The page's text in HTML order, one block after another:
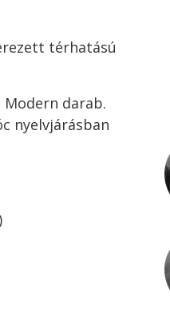
térhatású
Modern darab.
nyelvjárásban